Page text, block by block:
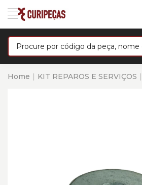
Home KIT REPAROS E SERVIÇOS